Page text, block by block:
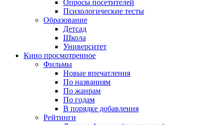
Опросы посетителей
Психологические тесты
Образование
Детсад
Школа
Университет
Кино просмотренное
Фильмы
Новые впечатления
По названиям
По жанрам
По годам
В порядке добавления
Рейтинги